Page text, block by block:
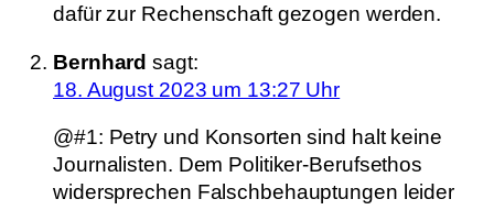
dafür zur Rechenschaft gezogen werden.
Bernhard sagt:
18. August 2023 um 13:27 Uhr
@#1: Petry und Konsorten sind halt keine
Journalisten. Dem Politiker-Berufsethos
widersprechen Falschbehauptungen leider